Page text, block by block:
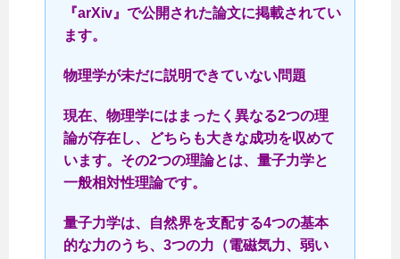
『arXiv』で公開された論文に掲載されてい
ます。
物理学が未だに説明できていない問題
現在、物理学にはまったく異なる2つの理
論が存在し、どちらも大きな成功を収めて
います。その2つの理論とは、量子力学と
一般相対性理論です。
量子力学は、自然界を支配する4つの基本
的な力のうち、3つの力（電磁気力、弱い